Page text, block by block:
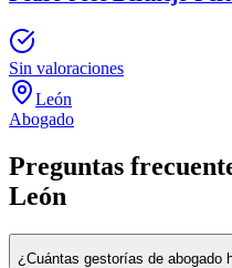
Sin valoraciones
León
Abogado
Preguntas
León
¿Cuántas gestorías de abogado